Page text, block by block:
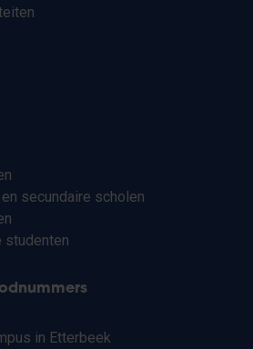
secundaire scholen
studenten
in Etterbeek